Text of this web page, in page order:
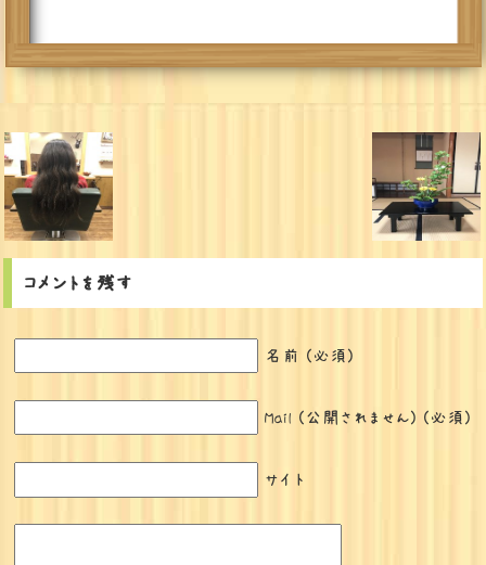
コメントを残す
名前 (必須)
Mail (公開されません) (必須)
サイト